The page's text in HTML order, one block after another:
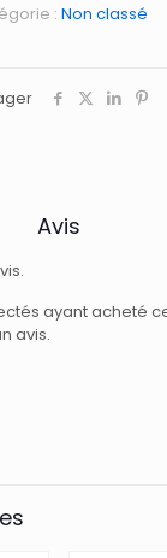
: Non classé
Avis
ayant acheté
avis.